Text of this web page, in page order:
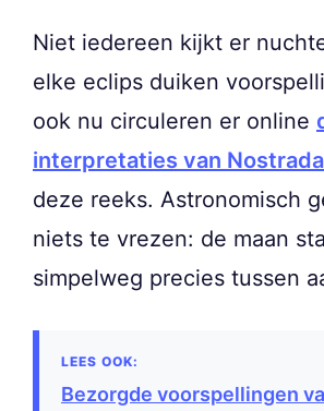
Niet iedereen kijkt er
elke eclips duiken
ook nu circuleren er online
interpretaties van
deze reeks. Astronomisch
niets te vrezen: de maan
simpelweg precies tussen
Bezorgde voorspellingen